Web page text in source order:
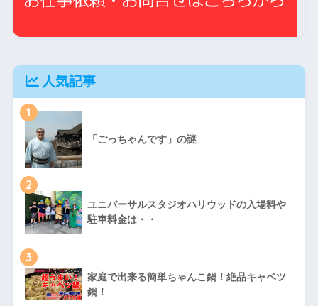
人気記事
1
「ごっちゃんです」の謎
2
ユニバーサルスタジオハリウッドの入場料や
駐車料金は・・
3
家庭で出来る簡単ちゃんこ鍋！絶品キャベツ
鍋！